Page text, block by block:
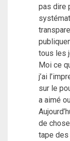
pas dire
tous les
Moi ce
j’ai
sur le
a aimé
de
tape